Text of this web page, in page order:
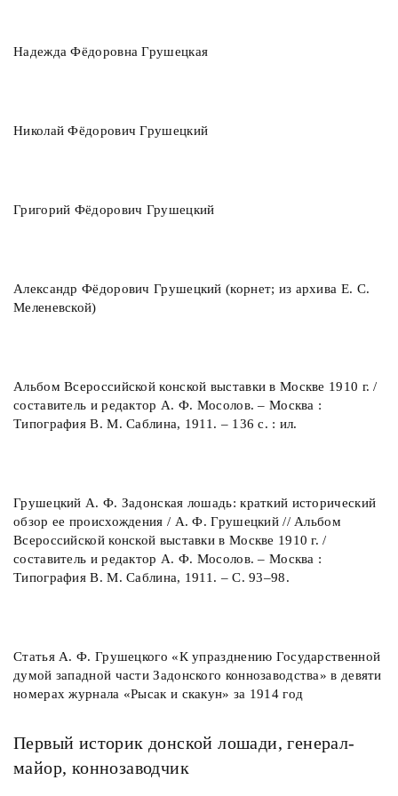
Первый историк донской лошади, генерал-
майор, коннозаводчик
Надежда Фёдоровна Грушецкая
Николай Фёдорович Грушецкий
Григорий Фёдорович Грушецкий
Александр Фёдорович Грушецкий (корнет; из архива Е. С.
Меленевской)
Альбом Всероссийской конской выставки в Москве 1910 г. /
составитель и редактор А. Ф. Мосолов. – Москва :
Типография В. М. Саблина, 1911. – 136 с. : ил.
Грушецкий А. Ф. Задонская лошадь: краткий исторический
обзор ее происхождения / А. Ф. Грушецкий // Альбом
Всероссийской конской выставки в Москве 1910 г. /
составитель и редактор А. Ф. Мосолов. – Москва :
Типография В. М. Саблина, 1911. – С. 93–98.
Статья А. Ф. Грушецкого «К упразднению Государственной
думой западной части Задонского коннозаводства» в девяти
номерах журнала «Рысак и скакун» за 1914 год